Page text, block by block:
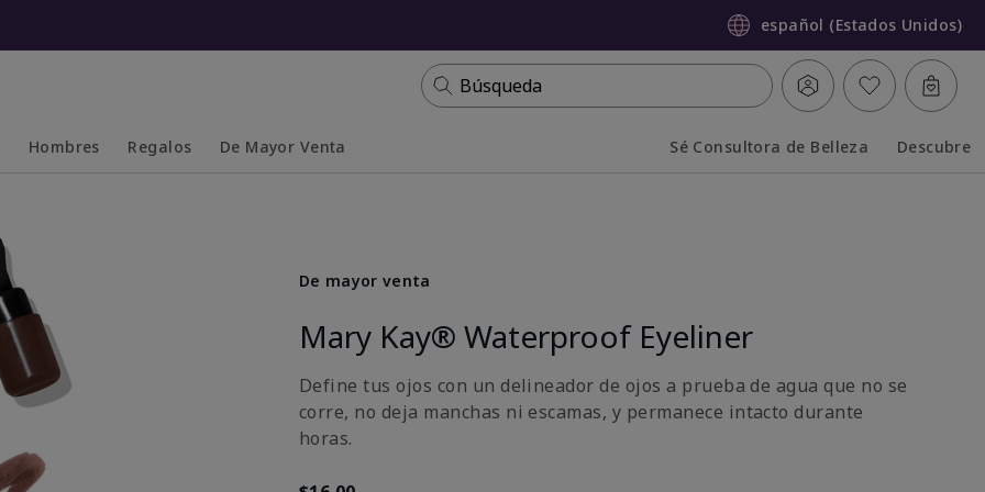
español (Estados Unidos)
Búsqueda
Hombres Regalos De Mayor Venta Sé Consultora de Belleza Descubre
De mayor venta
Mary Kay® Waterproof Eyeliner
Define tus ojos con un delineador de ojos a prueba de agua que no se
corre, no deja manchas ni escamas, y permanece intacto durante
horas.